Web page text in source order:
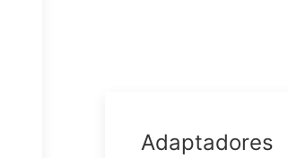
Adaptadores